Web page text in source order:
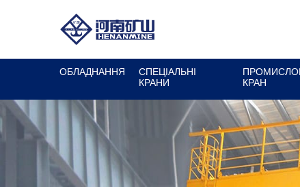
ОБЛАДНАННЯ
СПЕЦІАЛЬНІ
КРАНИ КРАН